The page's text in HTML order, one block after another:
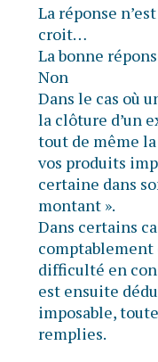
La réponse
croit…
La bonne
Non
Dans le cas où
la clôture d’un
tout de même
vos produits
certaine dans
montant ».
Dans certains
difficulté en
est ensuite
imposable,
remplies.